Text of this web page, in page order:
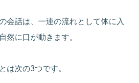
会話は、一連の流れとして体に入
然に口が動きます。
は次の3つです。